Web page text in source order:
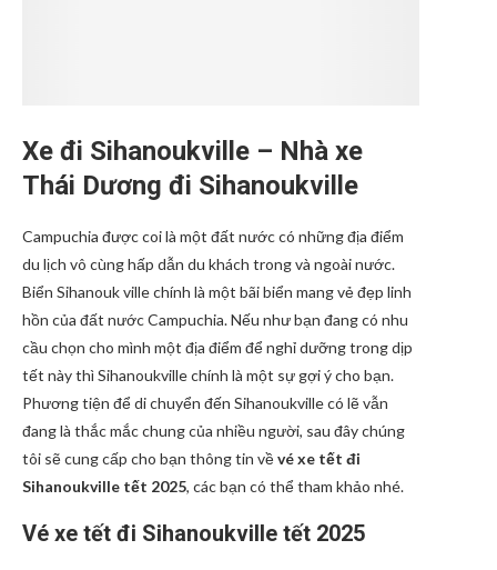
Xe đi Sihanoukville – Nhà xe
Thái Dương đi Sihanoukville
Campuchia được coi là một đất nước có những địa điểm
du lịch vô cùng hấp dẫn du khách trong và ngoài nước.
Biển Sihanouk ville chính là một bãi biển mang vẻ đẹp linh
hồn của đất nước Campuchia. Nếu như bạn đang có nhu
cầu chọn cho mình một địa điểm để nghỉ dưỡng trong dịp
tết này thì Sihanoukville chính là một sự gợi ý cho bạn.
Phương tiện để di chuyển đến Sihanoukville có lẽ vẫn
đang là thắc mắc chung của nhiều người, sau đây chúng
tôi sẽ cung cấp cho bạn thông tin vềvé xe tết đi
Sihanoukville tết 2025, các bạn có thể tham khảo nhé.
Vé xe tết đi Sihanoukville tết 2025